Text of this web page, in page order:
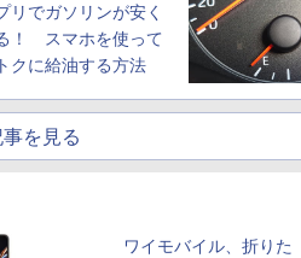
リでガソリンが安く
！ スマホを使って
クに給油する方法
事を見る
ワイモバイル、折りた